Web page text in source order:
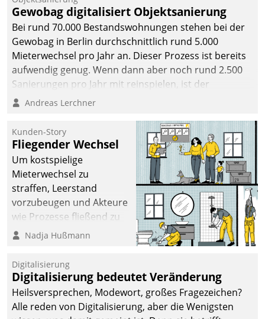
Gewobag digitalisiert Objektsanierung
Bei rund 70.000 Bestandswohnungen stehen bei der
Gewobag in Berlin durchschnittlich rund 5.000
Mieterwechsel pro Jahr an. Dieser Prozess ist bereits
aufwendig genug. Wenn dann aber noch rund 2.500
Sanierungen pro Jahr mit reinspielen, ist der
Betreuungs- und Organisationsaufwand immens. Im
kommunale Wohnungsbauunternehmen daher
gemeinsam mit der Berliner Datatrain GmbH den
Teilprozess der Objektsanierung digitalisiert.
Andreas Lerchner
Kunden-Story
Fliegender Wechsel
Um kostspielige
Mieterwechsel zu
straffen, Leerstand
vorzubeugen und Akteure
wie Prozesse fließend zu
vernetzen, nutzt die
Jahresbeginn eine
Überblick, Einsicht und
Eingriff bietende Lösung.
Zur Entwicklung setzte
man auf
Nadja Hußmann
Digitalisierung
Digitalisierung bedeutet Veränderung
Heilsversprechen, Modewort, großes Fragezeichen?
Alle reden von Digitalisierung, aber die Wenigsten